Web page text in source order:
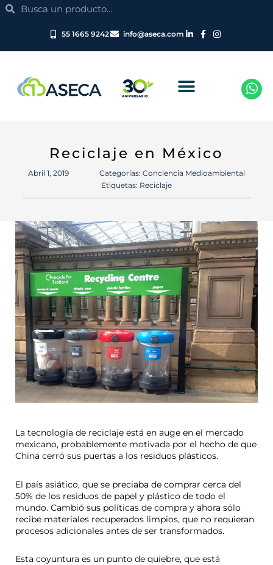
SearchSearch
55 1665 9242 info@aseca.com
Reciclaje en México
Abril 1, 2019 Categorías: Conciencia Medioambiental
Etiquetas: Reciclaje
La tecnología de reciclaje está en auge en el mercado
mexicano, probablemente motivada por el hecho de que
China cerró sus puertas a los residuos plásticos.
El país asiático, que se preciaba de comprar cerca del
50% de los residuos de papel y plástico de todo el
mundo. Cambió sus políticas de compra y ahora sólo
recibe materiales recuperados limpios, que no requieran
procesos adicionales antes de ser transformados.
Esta coyuntura es un punto de quiebre, que está